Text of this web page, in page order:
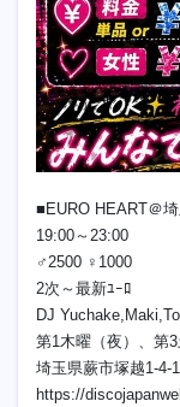
■EURO HEART＠
19:00～23:00
♂2500 ♀1000
2次～最新ﾕｰﾛ
DJ
第1木曜（夜）、第3
埼玉県蕨市塚越1-
https://